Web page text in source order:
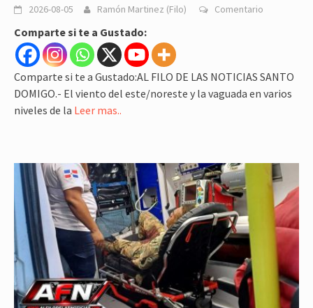
2026-08-05 Ramón Martinez (Filo) Comentario
Comparte si te a Gustado:
Comparte si te a Gustado:AL FILO DE LAS NOTICIAS SANTO
DOMIGO.- El viento del este/noreste y la vaguada en varios
niveles de la Leer mas..